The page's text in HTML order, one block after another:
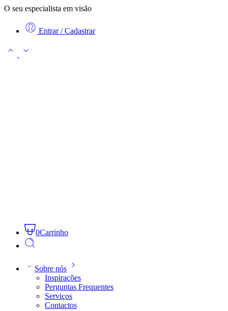
O seu especialista em visão
Entrar / Cadastrar
0Carrinho
Sobre nós
Inspirações
Perguntas Frequentes
Serviços
Contactos